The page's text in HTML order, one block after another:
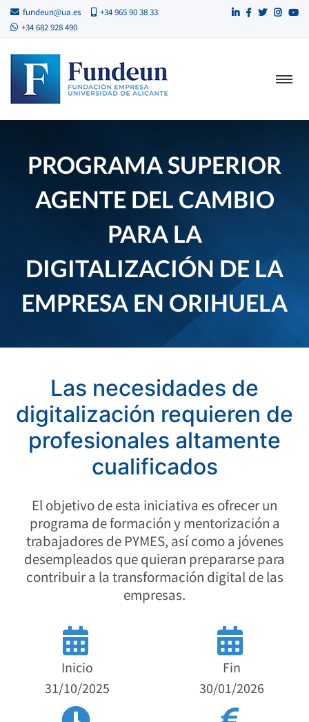
fundeun@ua.es
+34 965 90 38 33
+34 682 928 490
PROGRAMA SUPERIOR
AGENTE DEL CAMBIO
PARA LA
DIGITALIZACIÓN DE LA
EMPRESA EN ORIHUELA
Las necesidades de
digitalización requieren de
profesionales altamente
cualificados
El objetivo de esta iniciativa es ofrecer un
programa de formación y mentorización a
trabajadores de PYMES, así como a jóvenes
desempleados que quieran prepararse para
contribuir a la transformación digital de las
empresas.
Inicio
31/10/2025
Fin
30/01/2026